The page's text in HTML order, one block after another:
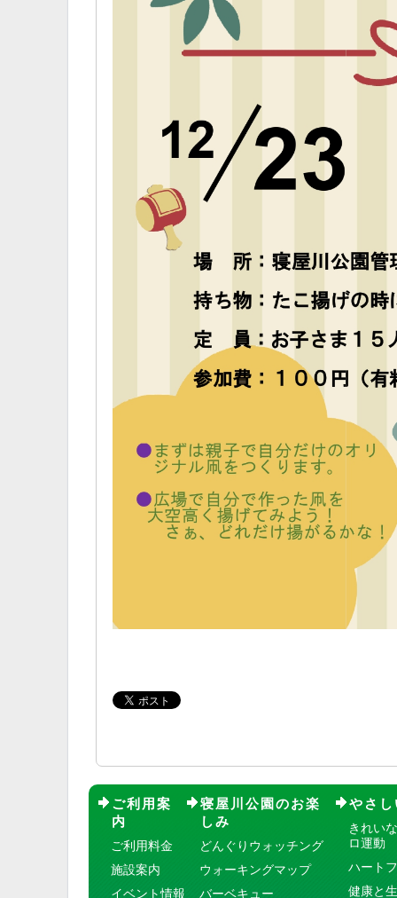
ご利用案
内
ご利用料金
施設案内
イベント情報
寝屋川公園のお楽
しみ
どんぐりウォッチング
ウォーキングマップ
バーベキュー
やさ
きれい
ロ運動
ハート
健康と